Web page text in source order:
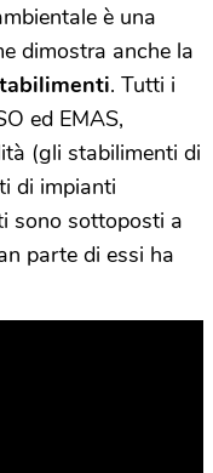
è una
dimostra anche la
. Tutti i
ed EMAS,
(gli stabilimenti di
di impianti
sono sottoposti a
parte di essi ha